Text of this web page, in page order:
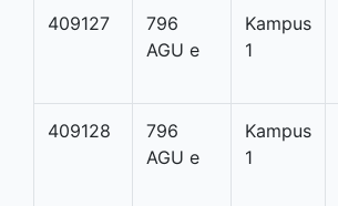
409127
796
AGU e
Kampus
1
409128
796
AGU e
Kampus
1